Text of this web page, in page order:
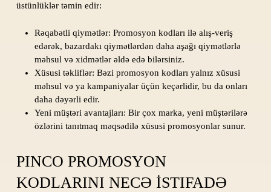
üstünlüklər təmin edir:
Rəqabətli qiymətlər: Promosyon kodları ilə alış-veriş
edərək, bazardakı qiymətlərdən daha aşağı qiymətlərlə
məhsul və xidmətlər əldə edə bilərsiniz.
Xüsusi təkliflər: Bəzi promosyon kodları yalnız xüsusi
məhsul və ya kampaniyalar üçün keçərlidir, bu da onları
daha dəyərli edir.
Yeni müştəri avantajları: Bir çox marka, yeni müştərilərə
özlərini tanıtmaq məqsədilə xüsusi promosyonlar sunur.
PINCO PROMOSYON
KODLARINI NECƏ İSTIFADƏ